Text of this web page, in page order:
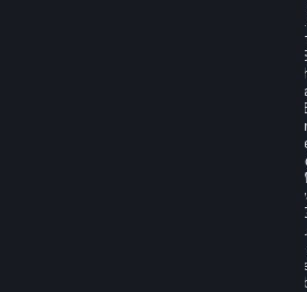
von Hardware. Gemäß Vertragsziffer
ein Steam-Guthaben eingezahlt
erstattungsfähig noch übertragbar. Im
vorhandene Beträge stellen keinen
Vermögenswert dar und haben
keinen Wert. Sie können lediglich zum
Abonnements und zugehörigen
Steam-Angebots eingesetzt werden
für Spiele und sonstige
Shop oder einen Steam Abonnement-
werden), sowie zum Erwerb von
einem Steam-Guthaben vorhandenes
Geldwert und kann nicht in (Bar-)Geld
In einem Steam-Guthaben
beanspruchtes Vermögen
die zuständigen behördlichen Stellen